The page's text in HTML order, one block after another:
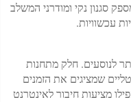
סגנון נקי ומודרני המשלב
עכשוויות.
לנוסעים. חלק מתחנות
שמציגים את הזמנים
מציעות חיבור לאינטרנט